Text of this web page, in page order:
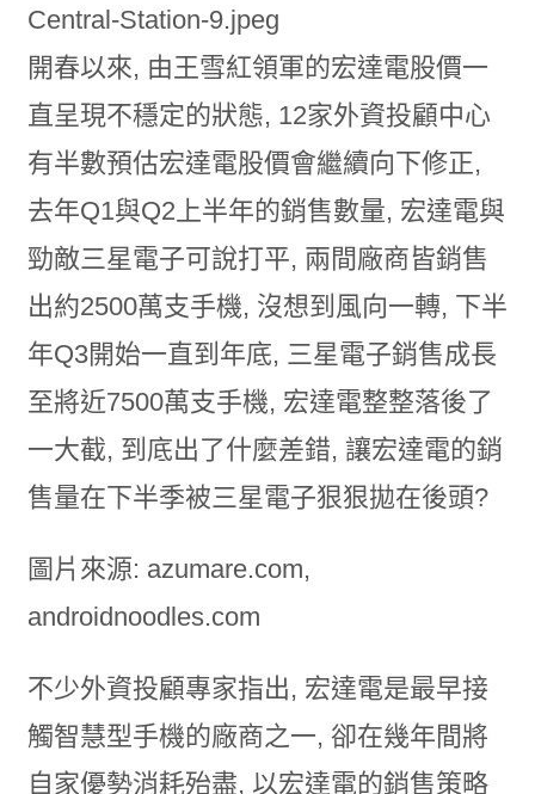
開春以來, 由王雪紅領軍的宏達電股價一
直呈現不穩定的狀態, 12家外資投顧中心
有半數預估宏達電股價會繼續向下修正,
去年Q1與Q2上半年的銷售數量, 宏達電與
勁敵三星電子可說打平, 兩間廠商皆銷售
出約2500萬支手機, 沒想到風向一轉, 下半
年Q3開始一直到年底, 三星電子銷售成長
至將近7500萬支手機, 宏達電整整落後了
一大截, 到底出了什麼差錯, 讓宏達電的銷
售量在下半季被三星電子狠狠拋在後頭?
圖片來源: azumare.com,
androidnoodles.com
不少外資投顧專家指出, 宏達電是最早接
觸智慧型手機的廠商之一, 卻在幾年間將
自家優勢消耗殆盡, 以宏達電的銷售策略